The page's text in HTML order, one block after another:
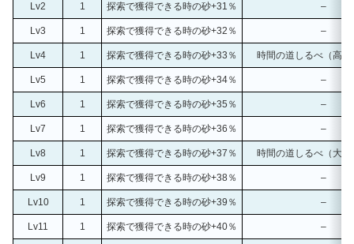
Lv2 1 探索で獲得できる時の砂+31％ –
Lv3 1 探索で獲得できる時の砂+32％ –
Lv4 1 探索で獲得できる時の砂+33％ 時間の道しるべ（高麗
Lv5 1 探索で獲得できる時の砂+34％ –
Lv6 1 探索で獲得できる時の砂+35％ –
Lv7 1 探索で獲得できる時の砂+36％ –
Lv8 1 探索で獲得できる時の砂+37％ 時間の道しるべ（大和
Lv9 1 探索で獲得できる時の砂+38％ –
Lv10 1 探索で獲得できる時の砂+39％ –
Lv11 1 探索で獲得できる時の砂+40％ –